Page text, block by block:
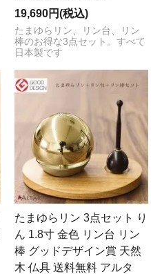
19,690円(税込)
たまゆらリン、リン台、リン
棒のお得な3点セット。すべて
日本製です
たまゆらリン 3点セット り
ん 1.8寸 金色 リン台 リン
棒 グッドデザイン賞 天然
木 仏具 送料無料 アルタ